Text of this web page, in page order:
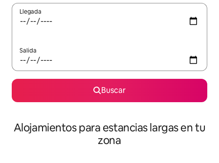
Llegada
Salida
Buscar
Alojamientos para estancias largas en tu
zona